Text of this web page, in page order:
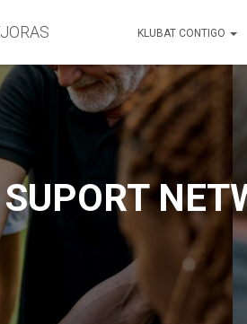
KLUBAT CONTIGO
SUPORT